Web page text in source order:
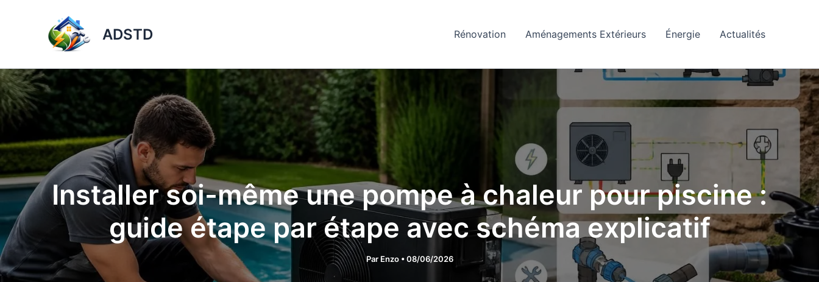
ADSTD Rénovation Aménagements Extérieurs Énergie Actualités
Installer soi-même une pompe à chaleur pour piscine :
guide étape par étape avec schéma explicatif
Par Enzo •08/06/2026